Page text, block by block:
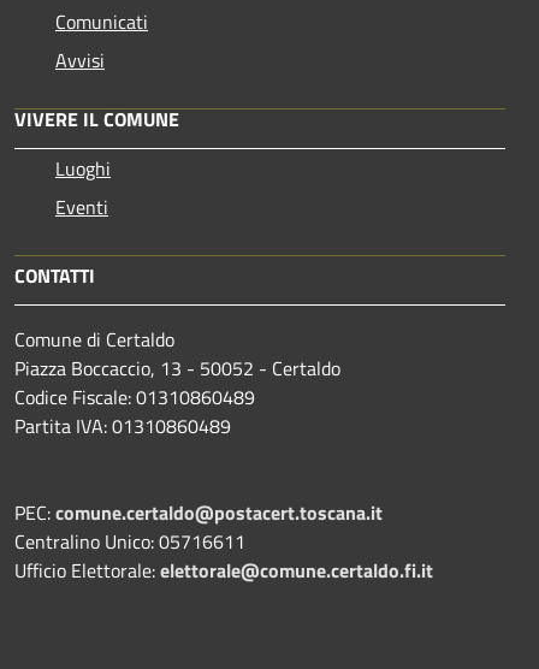
Comunicati
Avvisi
VIVERE IL COMUNE
Luoghi
Eventi
CONTATTI
Comune di Certaldo
Piazza Boccaccio, 13 - 50052 - Certaldo
Codice Fiscale: 01310860489
Partita IVA: 01310860489
PEC:comune.certaldo@postacert.toscana.it
Centralino Unico: 05716611
Ufficio Elettorale:elettorale@comune.certaldo.fi.it